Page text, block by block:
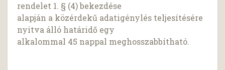
rendelet 1. § (4) bekezdése
alapján a közérdekű adatigénylés teljesítésére
nyitva álló határidő egy
alkalommal 45 nappal meghosszabbítható.